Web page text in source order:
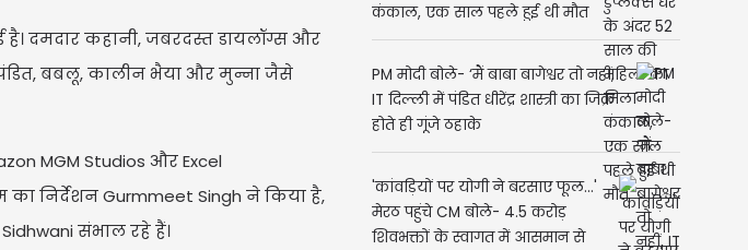
दमदार कहानी, जबरदस्त डायलॉग्स और
बबलू, कालीन भैया और मुन्ना जैसे
MGM Studios और Excel
निर्देशन Gurmmeet Singh ने किया है,
संभाल रहे हैं।
कंकाल, एक साल पहले हुई थी मौत
PM मोदी बोले- ‘मैं बाबा बागेश्वर तो नहीं,
IT दिल्ली में पंडित धीरेंद्र शास्त्री का जिक्र
होते ही गूंजे ठहाके
'कांवड़ियों पर योगी ने बरसाए फूल...'
मेरठ पहुंचे CM बोले- 4.5 करोड़
शिवभक्तों के स्वागत में आसमान से